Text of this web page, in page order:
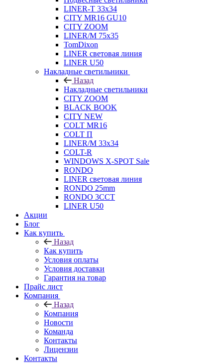
LINER-T 33x34
CITY MR16 GU10
CITY ZOOM
LINER/M 75х35
TomDixon
LINER световая линия
LINER U50
Накладные светильники
Назад
Накладные светильники
CITY ZOOM
BLACK BOOK
CITY NEW
COLT MR16
COLT П
LINER/М 33х34
COLT-R
WINDOWS X-SPOT Sale
RONDO
LINER световая линия
RONDO 25mm
RONDO 3CCT
LINER U50
Акции
Блог
Как купить
Назад
Как купить
Условия оплаты
Условия доставки
Гарантия на товар
Прайс лист
Компания
Назад
Компания
Новости
Команда
Контакты
Лицензии
Контакты